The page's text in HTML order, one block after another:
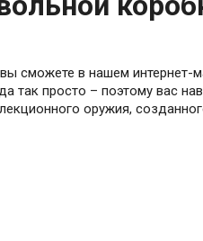
сможете в нашем интернет-
так просто – поэтому вас
оружия,